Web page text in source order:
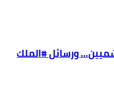
ورسائل #الملك